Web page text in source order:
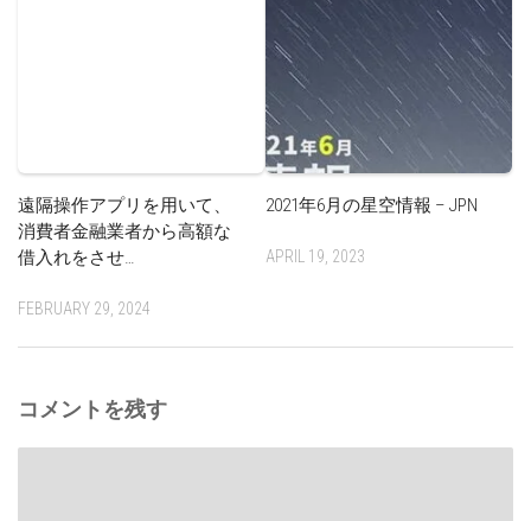
遠隔操作アプリを用いて、
消費者金融業者から高額な
借入れをさせ…
FEBRUARY 29, 2024
2021年6月の星空情報 – JPN
APRIL 19, 2023
コメントを残す